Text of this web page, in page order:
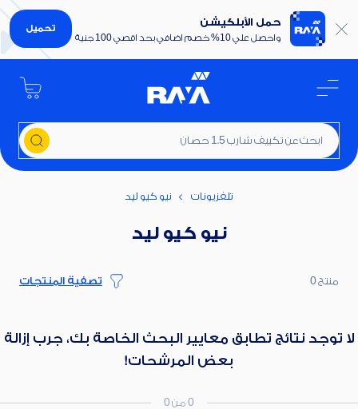
حمل الأبلكيشن
واحصل علي 10% خصم اضافي بحد اقصي 100 جنية
تحميل
ابحث عن تكييف شارب 1.5 حصان
تلفزيونات نيو كيو ليد
نيو كيو ليد
منتج 0 تصفية المنتجات
لا توجد نتائج تطابق معايير البحث الخاصة بك، جرب إزالة
بعض المرشحات!
0 من 0